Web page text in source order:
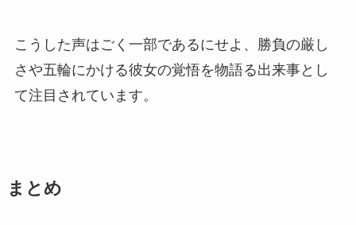
こうした声はごく一部であるにせよ、勝負の厳し
さや五輪にかける彼女の覚悟を物語る出来事とし
て注目されています。
まとめ